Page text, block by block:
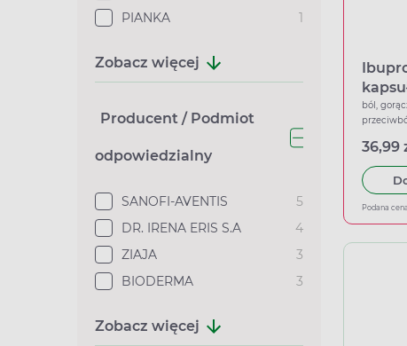
PIANKA
1
Zobacz więcej
Producent / Podmiot
odpowiedzialny
SANOFI-AVENTIS
5
DR. IRENA ERIS S.A
4
ZIAJA
3
BIODERMA
3
Zobacz więcej
ból,
36,99
Podana